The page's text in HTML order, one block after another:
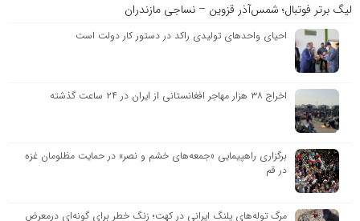
لیگ برتر فوتبال؛ شمس‌آذر قزوین – نساجی مازندران
احیای واحدهای تولیدی راکد در دستور کار دولت است
اخراج ۳۸ هزار مهاجر افغانستانی از ایران در ۲۴ ساعت گذشته
برگزاری راهپیمایی «جمعه‌های خشم و نصر» در حمایت مظلومان غزه
در قم
مرگ توله‌های پلنگ ایرانی در کهت؛ زنگ خطر برای گونه‌ای درمعرض